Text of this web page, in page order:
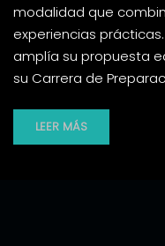
modalidad que
experiencias
amplía su propuesta
su Carrera de
LEER MÁS